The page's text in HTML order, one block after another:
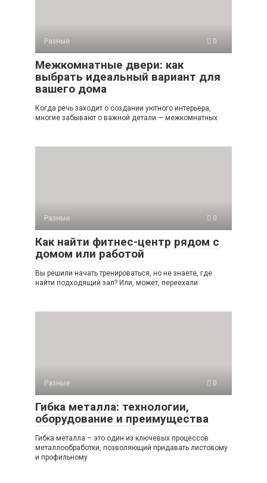
Разные 0
Межкомнатные двери: как
выбрать идеальный вариант для
вашего дома
Когда речь заходит о создании уютного интерьера,
многие забывают о важной детали — межкомнатных
Разные 0
Как найти фитнес-центр рядом с
домом или работой
Вы решили начать тренироваться, но не знаете, где
найти подходящий зал? Или, может, переехали
Разные 0
Гибка металла: технологии,
оборудование и преимущества
Гибка металла – это один из ключевых процессов
металлообработки, позволяющий придавать листовому
и профильному